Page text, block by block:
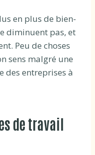
en plus de bien-
diminuent pas, et
Peu de choses
sens malgré une
des entreprises à
de travail